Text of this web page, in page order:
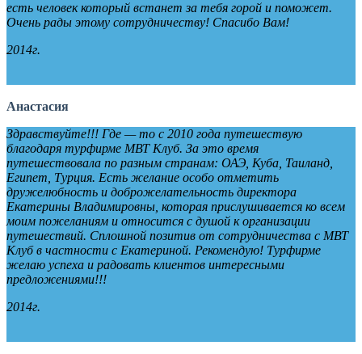
есть человек который встанет за тебя горой и поможет.
Очень рады этому сотрудничеству! Спасибо Вам!
2014г.
Анастасия
Здравствуйте!!! Где — то с 2010 года путешествую
благодаря турфирме МВТ Клуб. За это время
путешествовала по разным странам: ОАЭ, Куба, Таиланд,
Египет, Турция. Есть желание особо отметить
дружелюбность и доброжелательность директора
Екатерины Владимировны, которая прислушивается ко всем
моим пожеланиям и относится с душой к организации
путешествий. Сплошной позитив от сотрудничества с МВТ
Клуб в частности с Екатериной. Рекомендую! Турфирме
желаю успеха и радовать клиентов интересными
предложениями!!!
2014г.